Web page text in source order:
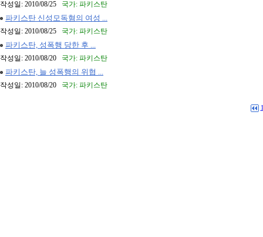
작성일: 2010/08/25 국가: 파키스탄
파키스탄 신성모독혐의 여성 ...
작성일: 2010/08/25 국가: 파키스탄
파키스탄, 성폭행 당한 후 ...
작성일: 2010/08/20 국가: 파키스탄
파키스탄, 늘 성폭행의 위협 ...
작성일: 2010/08/20 국가: 파키스탄